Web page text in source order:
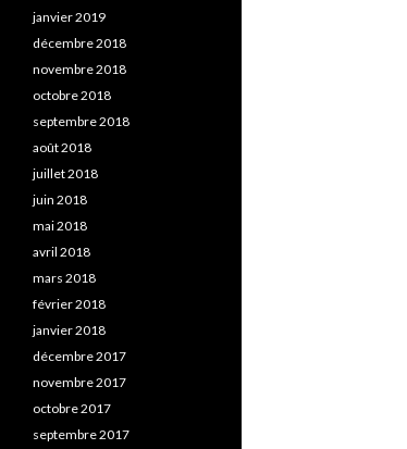
janvier 2019
décembre 2018
novembre 2018
octobre 2018
septembre 2018
août 2018
juillet 2018
juin 2018
mai 2018
avril 2018
mars 2018
février 2018
janvier 2018
décembre 2017
novembre 2017
octobre 2017
septembre 2017